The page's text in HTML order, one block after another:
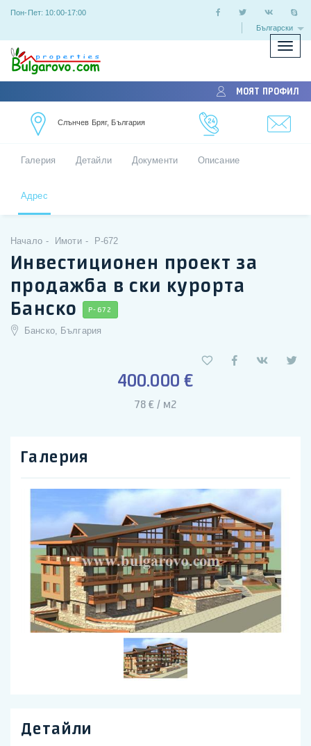
Пон-Пет: 10:00-17:00
Български
МОЯТ ПРОФИЛ
Слънчев Бряг, България
Галерия Детайли Документи Описание
Адрес
Начало Имоти P-672
Инвестиционен проект за
продажба в ски курорта
Банско
P-672
Банско, България
400.000 €
78 € / м2
Галерия
Детайли